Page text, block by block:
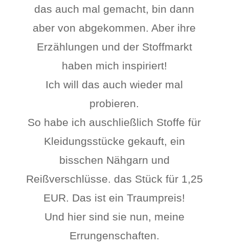
das auch mal gemacht, bin dann
aber von abgekommen. Aber ihre
Erzählungen und der Stoffmarkt
haben mich inspiriert!
Ich will das auch wieder mal
probieren.
So habe ich auschließlich Stoffe für
Kleidungsstücke gekauft, ein
bisschen Nähgarn und
Reißverschlüsse. das Stück für 1,25
EUR. Das ist ein Traumpreis!
Und hier sind sie nun, meine
Errungenschaften.